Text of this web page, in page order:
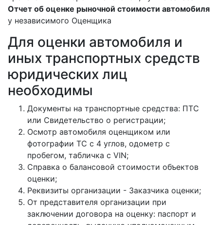
Отчет об оценке рыночной стоимости автомобиля
у независимого Оценщика
Для оценки автомобиля и
иных транспортных средств
юридических лиц
необходимы
Документы на транспортные средства: ПТС
или Свидетельство о регистрации;
Осмотр автомобиля оценщиком или
фотографии ТС с 4 углов, одометр с
пробегом, табличка с VIN;
Справка о балансовой стоимости объектов
оценки;
Реквизиты организации - Заказчика оценки;
От представителя организации при
заключении договора на оценку: паспорт и